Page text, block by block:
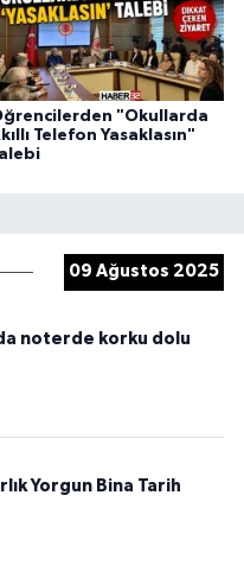
"Okullarda
Telefon Yasaklasın"
09 Ağustos 2025
noterde korku dolu
Yorgun Bina Tarih